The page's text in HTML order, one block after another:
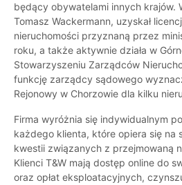
będący obywatelami innych krajów.
Tomasz Wackermann, uzyskał
nieruchomości przyznaną przez
roku, a także aktywnie działa w
Stowarzyszeniu Zarządców
funkcję zarządcy sądowego
Rejonowy w Chorzowie dla kilku
Firma wyróżnia się indywidualnym
każdego klienta, które opiera się na
kwestii związanych z przejmowaną
Klienci T&W mają dostęp online do
oraz opłat eksploatacyjnych,